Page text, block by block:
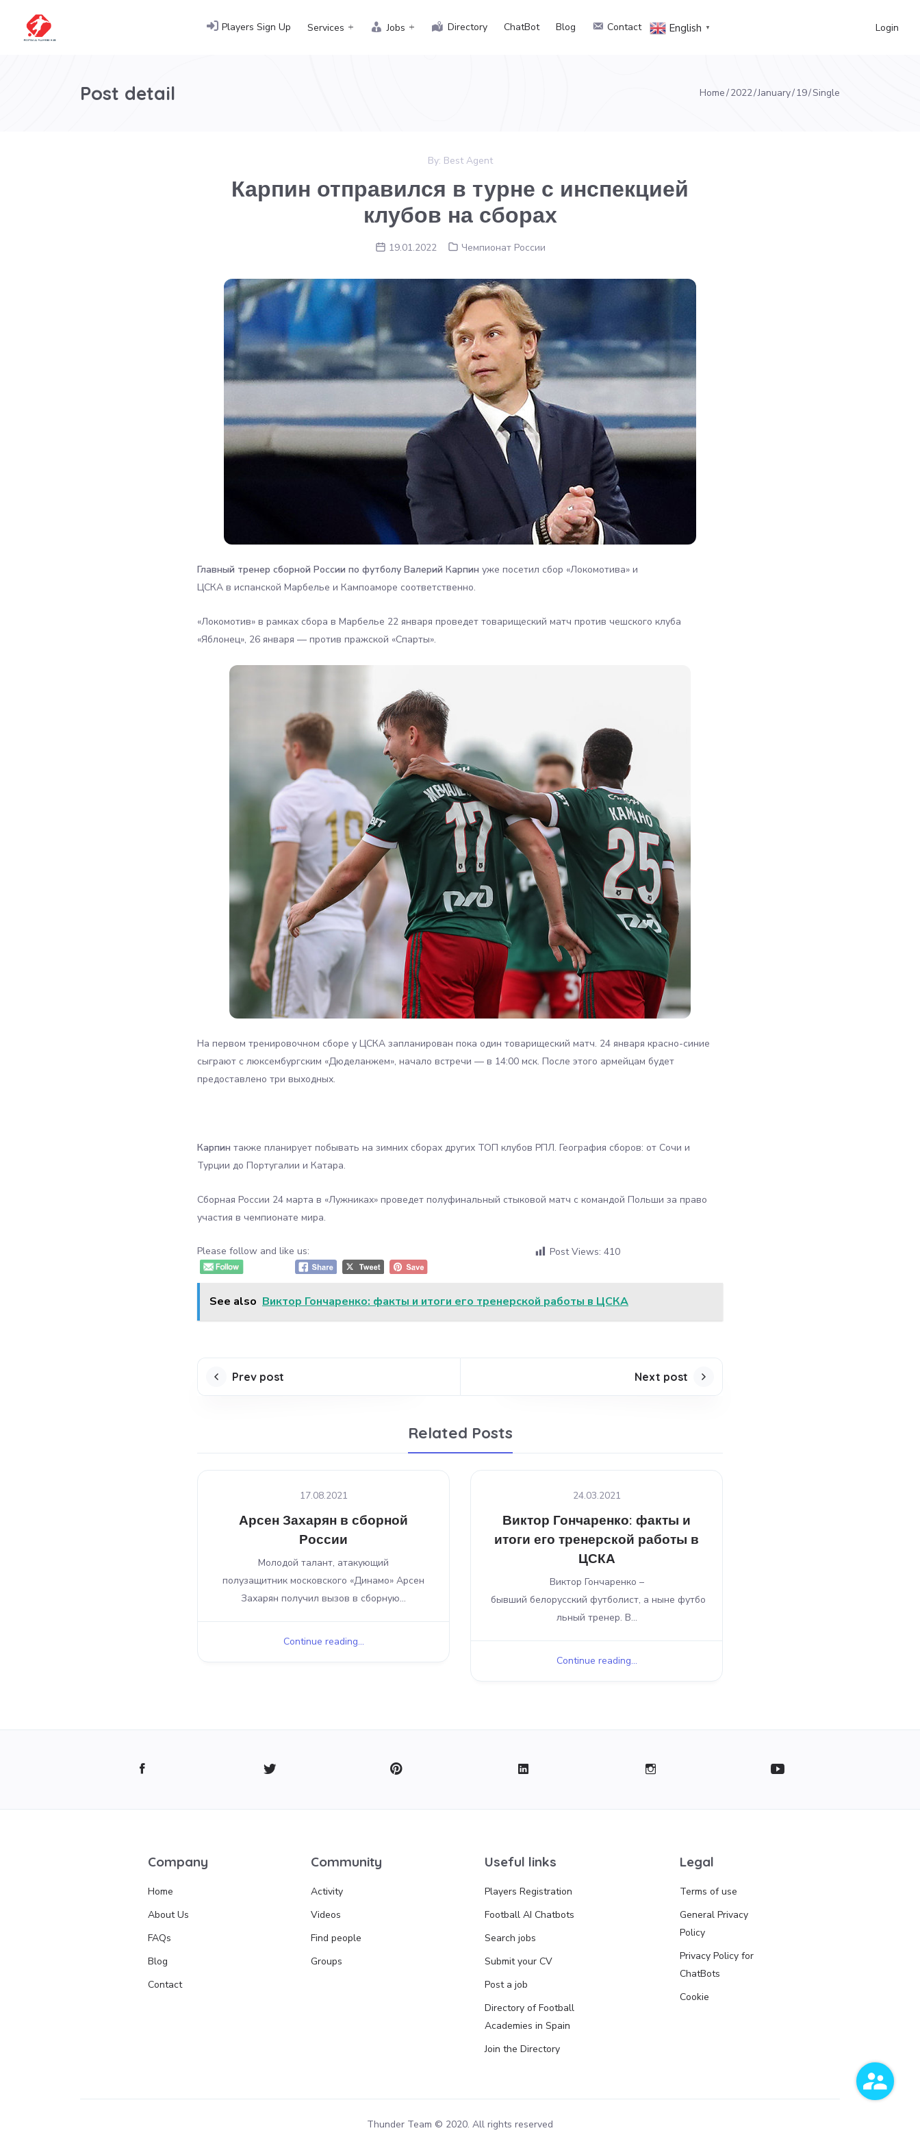
Players Sign Up Services Jobs Directory ChatBot Blog Contact English ▼ Login
Post detail Home 2022 January 19 Single
By: Best Agent
Карпин отправился в турне с инспекцией
клубов на сборах
19.01.2022 Чемпионат России
Главный тренер сборной России по футболу Валерий Карпин уже посетил сбор «Локомотива» и
ЦСКА в испанской Марбелье и Кампоаморе соответственно.
«Локомотив» в рамках сбора в Марбелье 22 января проведет товарищеский матч против чешского клуба
«Яблонец», 26 января — против пражской «Спарты».
На первом тренировочном сборе у ЦСКА запланирован пока один товарищеский матч. 24 января красно-синие
сыграют с люксембургским «Дюделанжем», начало встречи — в 14:00 мск. После этого армейцам будет
предоставлено три выходных.
Карпин также планирует побывать на зимних сборах других ТОП клубов РПЛ. География сборов: от Сочи и
Турции до Португалии и Катара.
Сборная России 24 марта в «Лужниках» проведет полуфинальный стыковой матч с командой Польши за право
участия в чемпионате мира.
Please follow and like us: Post Views: 410
See also Виктор Гончаренко: факты и итоги его тренерской работы в ЦСКА
Prev post Next post
Related Posts
17.08.2021
Арсен Захарян в сборной
России
Молодой талант, атакующий
полузащитник московского «Динамо» Арсен
Захарян получил вызов в сборную...
Continue reading...
24.03.2021
Виктор Гончаренко: факты и
итоги его тренерской работы в
ЦСКА
Виктор Гончаренко –
бывший белорусский футболист, а ныне футбо
льный тренер. В...
Continue reading...
Company
Home
About Us
FAQs
Blog
Contact
Community
Activity
Videos
Find people
Groups
Useful links
Players Registration
Football AI Chatbots
Search jobs
Submit your CV
Post a job
Directory of Football
Academies in Spain
Join the Directory
Legal
Terms of use
General Privacy
Policy
Privacy Policy for
ChatBots
Cookie
Thunder Team © 2020. All rights reserved